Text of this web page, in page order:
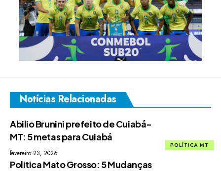
Notícias Relacionadas
POLÍTICA MT
Abilio Brunini prefeito de Cuiabá-
MT: 5 metas para Cuiabá
fevereiro 23, 2026
Politica Mato Grosso: 5 Mudanças